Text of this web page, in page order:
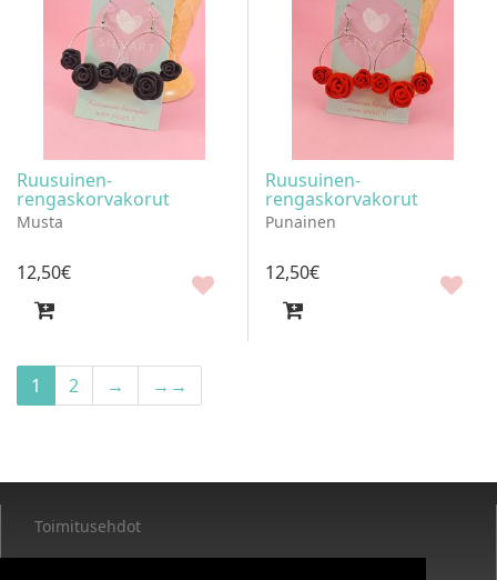
Ruusuinen-
rengaskorvakorut
Musta
12,50€
Ruusuinen-
rengaskorvakorut
Punainen
12,50€
1 2 → →→
Toimitusehdot